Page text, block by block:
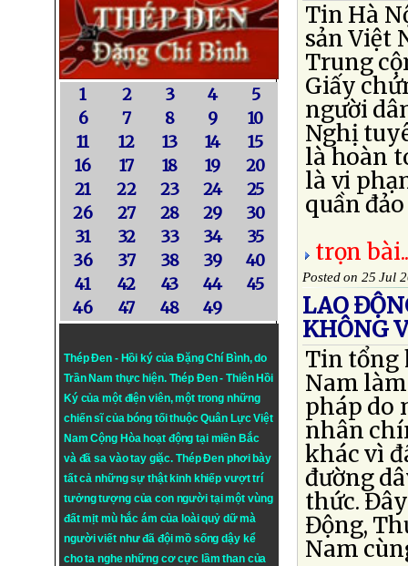
1 2 3 4
5
6
7 8 9
10
11
12 13 14
15
16
17 18 19
20
21
22 23 24
25
26
27 28 29
30
31
32 33 34
35
36
37 38 39
40
41
42 43 44
45
46
47 48 49
Thép Đen - Hồi ký của Đặng Chí Bình, do
Trần Nam thực hiện. Thép Đen- Thiên Hồi
Ký của một điện viên, một trong những
chiến sĩ của bóng tối thuộc Quân Lực Việt
Nam Cộng Hòa hoạt động tại miền Bắc
và đã sa vào tay giặc. Thép Đen phơi bày
tất cả những sự thật kinh khiếp vượt trí
tưởng tượng của con người tại một vùng
đất mịt mù hắc ám của loài quỷ dữ mà
người viết như đã đội mồ sống dậy kể
cho ta nghe những cơ cực lầm than của
Tin Hà
sản Việt
Trung
Giấy
người
Nghị
là hoàn
là vi
quần
trọn
Posted on 25 Jul
LAO
KHÔNG
Tin tổng
Nam
pháp do
nhân
khác vì
đường
thức.
Động,
Nam